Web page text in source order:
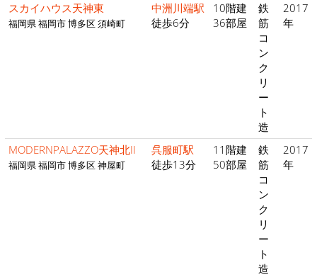
スカイハウス天神東
福岡県 福岡市 博多区 須崎町
中洲川端駅
徒歩6分
10階建
36部屋
鉄
筋
コ
ン
ク
リ
ー
ト
造
2017
年
MODERNPALAZZO天神北II
福岡県 福岡市 博多区 神屋町
呉服町駅
徒歩13分
11階建
50部屋
鉄
筋
コ
ン
ク
リ
ー
ト
造
2017
年